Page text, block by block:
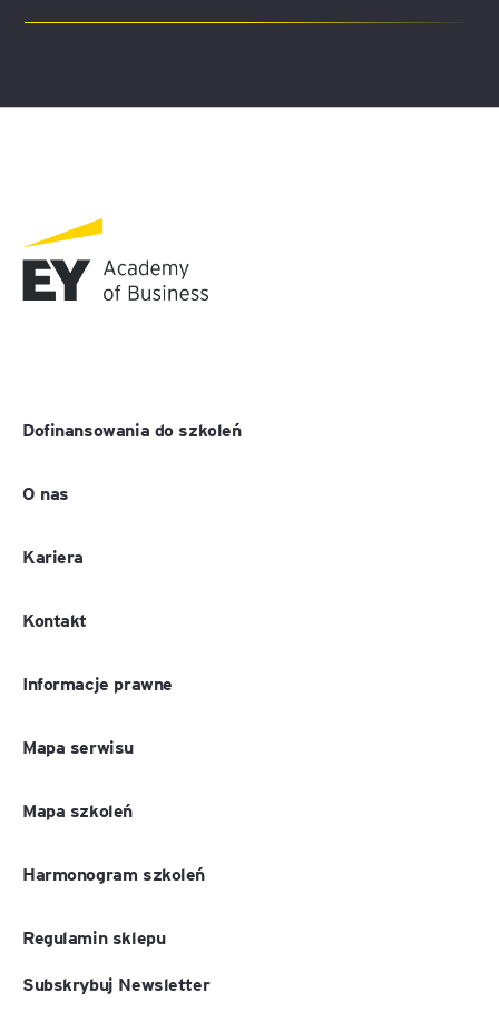
Dofinansowania do szkoleń
O nas
Kariera
Kontakt
Informacje prawne
Mapa serwisu
Mapa szkoleń
Harmonogram szkoleń
Regulamin sklepu
Subskrybuj Newsletter